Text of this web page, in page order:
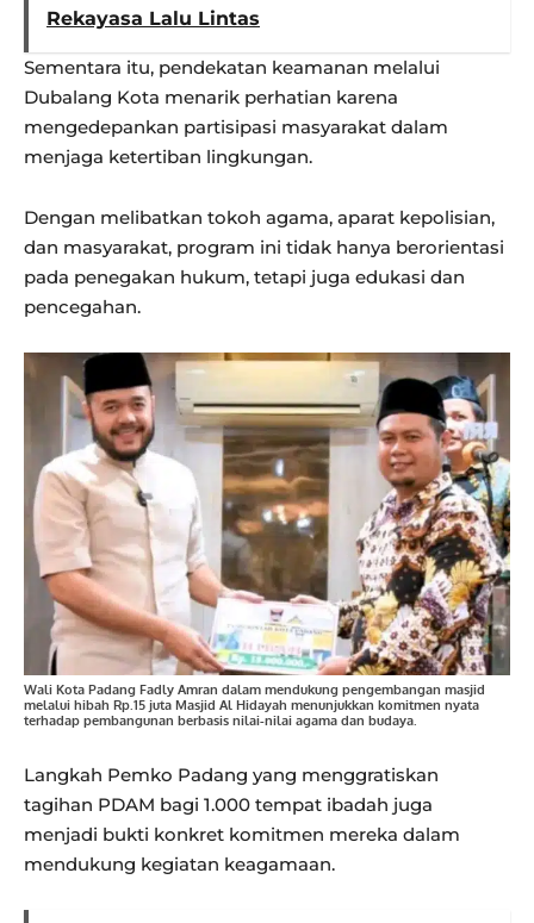
Rekayasa Lalu Lintas
Sementara itu, pendekatan keamanan melalui
Dubalang Kota menarik perhatian karena
mengedepankan partisipasi masyarakat dalam
menjaga ketertiban lingkungan.
Dengan melibatkan tokoh agama, aparat kepolisian,
dan masyarakat, program ini tidak hanya berorientasi
pada penegakan hukum, tetapi juga edukasi dan
pencegahan.
Wali Kota Padang Fadly Amran dalam mendukung pengembangan masjid
melalui hibah Rp.15 juta Masjid Al Hidayah menunjukkan komitmen nyata
terhadap pembangunan berbasis nilai-nilai agama dan budaya.
Langkah Pemko Padang yang menggratiskan
tagihan PDAM bagi 1.000 tempat ibadah juga
menjadi bukti konkret komitmen mereka dalam
mendukung kegiatan keagamaan.